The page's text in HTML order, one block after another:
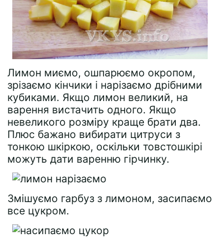
Лимон миємо, ошпарюємо окропом,
зрізаємо кінчики і нарізаємо дрібними
кубиками. Якщо лимон великий, на
варення вистачить одного. Якщо
невеликого розміру краще брати два.
Плюс бажано вибирати цитруси з
тонкою шкіркою, оскільки товстошкірі
можуть дати варенню гірчинку.
Змішуємо гарбуз з лимоном, засипаємо
все цукром.